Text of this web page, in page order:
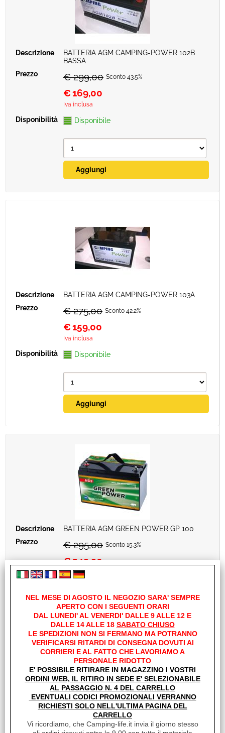
BATTERIA AGM CAMPING-POWER 102B
BASSA
€ 299,00 Sconto 43.5%
€169,00
Iva inclusa
Disponibile
BATTERIA AGM CAMPING-POWER 103A
€ 275,00 Sconto 42.2%
€159,00
Iva inclusa
Disponibile
BATTERIA AGM GREEN POWER GP 100
€ 295,00 Sconto 15.3%
€249,90
Iva inclusa
NEL MESE DI AGOSTO IL NEGOZIO SARA' SEMPRE
APERTO CON I SEGUENTI ORARI
DAL LUNEDI' AL VENERDI' DALLE 9 ALLE 12 E
DALLE 14 ALLE 18 SABATO CHIUSO
LE SPEDIZIONI NON SI FERMANO MA POTRANNO
VERIFICARSI RITARDI DI CONSEGNA DOVUTI AI
CORRIERI E AL FATTO CHE LAVORIAMO A
PERSONALE RIDOTTO
E' POSSIBILE RITIRARE IN MAGAZZINO I VOSTRI
ORDINI WEB, IL RITIRO IN SEDE E' SELEZIONABILE
AL PASSAGGIO N. 4 DEL CARRELLO
EVENTUALI CODICI PROMOZIONALI VERRANNO
RICHIESTI SOLO NELL'ULTIMA PAGINA DEL
CARRELLO
Vi ricordiamo, che Camping-life.it invia il giorno stesso